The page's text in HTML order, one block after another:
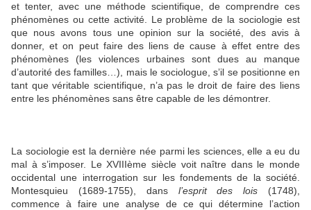
et tenter, avec une méthode scientifique, de comprendre ces
phénomènes ou cette activité. Le problème de la sociologie est
que nous avons tous une opinion sur la société, des avis à
donner, et on peut faire des liens de cause à effet entre des
phénomènes (les violences urbaines sont dues au manque
d’autorité des familles…), mais le sociologue, s’il se positionne en
tant que véritable scientifique, n’a pas le droit de faire des liens
entre les phénomènes sans être capable de les démontrer.
La sociologie est la dernière née parmi les sciences, elle a eu du
mal à s’imposer. Le XVIIIème siècle voit naître dans le monde
occidental une interrogation sur les fondements de la société.
Montesquieu (1689-1755), dans l’esprit des lois (1748),
commence à faire une analyse de ce qui détermine l’action